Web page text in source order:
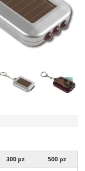
300 pz
500 pz